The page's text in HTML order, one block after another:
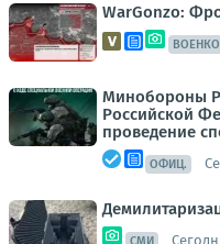
WarGonzo:
Минобороны
Российской
проведение
ОФИЦ.
СМИ